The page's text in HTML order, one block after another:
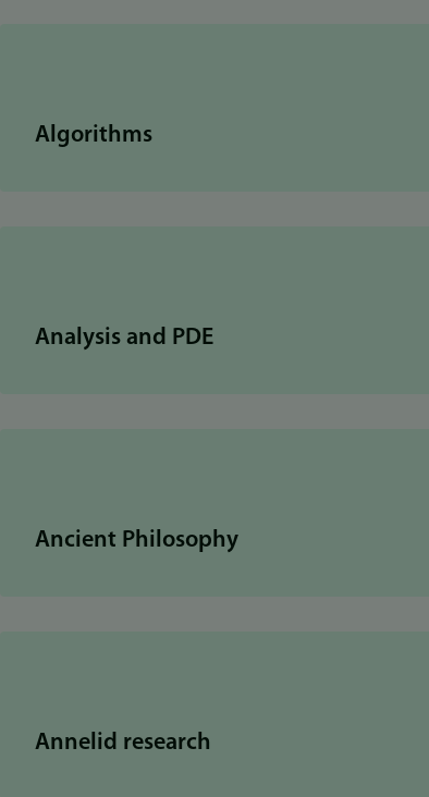
Algorithms
Analysis and PDE
Ancient Philosophy
Annelid research